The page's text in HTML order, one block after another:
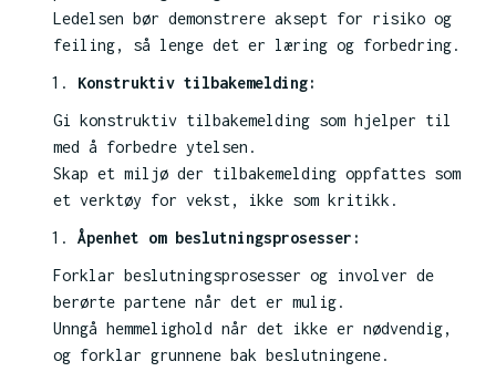
Ledelsen bør demonstrere aksept for risiko og
feiling, så lenge det er læring og forbedring.
Konstruktiv tilbakemelding:
Gi konstruktiv tilbakemelding som hjelper til
med å forbedre ytelsen.
Skap et miljø der tilbakemelding oppfattes som
et verktøy for vekst, ikke som kritikk.
Åpenhet om beslutningsprosesser:
Forklar beslutningsprosesser og involver de
berørte partene når det er mulig.
Unngå hemmelighold når det ikke er nødvendig,
og forklar grunnene bak beslutningene.